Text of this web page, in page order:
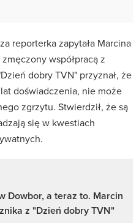
reporterka zapytała Marcina
współpracą z
dobry TVN" przyznał, że
doświadczenia, nie może
zgrzytu. Stwierdził, że są
się w kwestiach
Dowbor, a teraz to. Marcin
z "Dzień dobry TVN"